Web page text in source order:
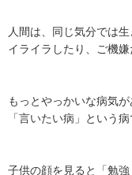
人間は、同じ気分では生
イライラしたり、ご機嫌
もっとやっかいな病気が
「言いたい病」という病
子供の顔を見ると「勉強